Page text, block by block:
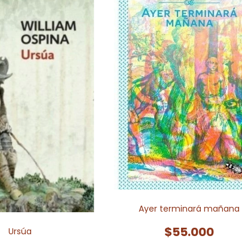
Ursúa
Ayer terminará mañana
$55.000